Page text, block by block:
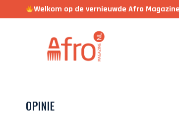
Welkom op de vernieuwde Afro Magazine
OPINIE